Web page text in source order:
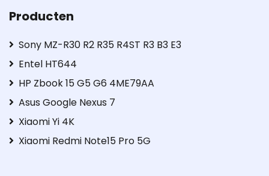
Producten
Sony MZ-R30 R2 R35 R4ST R3 B3 E3
Entel HT644
HP Zbook 15 G5 G6 4ME79AA
Asus Google Nexus 7
Xiaomi Yi 4K
Xiaomi Redmi Note15 Pro 5G